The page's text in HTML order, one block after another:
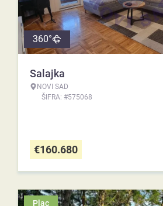
360°
Salajka
NOVI SAD
ŠIFRA: #575068
€160.680
Plac